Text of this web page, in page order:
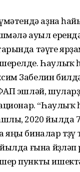
аҙна
ауыл
тәүге
Һаулыҡ
Забелин
эшләй,
2020 йылда
биналар төҙөү
ғына йөҙләп
пункты